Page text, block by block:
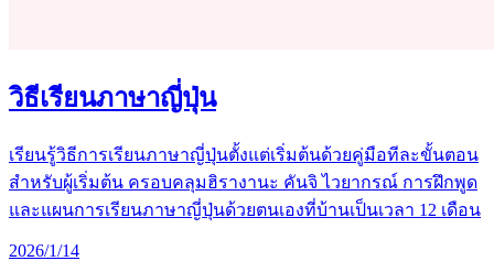
วิธีเรียนภาษาญี่ปุ่น
เรียนรู้วิธีการเรียนภาษาญี่ปุ่นตั้งแต่เริ่มต้นด้วยคู่มือทีละขั้นตอน
สำหรับผู้เริ่มต้น ครอบคลุมฮิรางานะ คันจิ ไวยากรณ์ การฝึกพูด
และแผนการเรียนภาษาญี่ปุ่นด้วยตนเองที่บ้านเป็นเวลา 12 เดือน
2026/1/14